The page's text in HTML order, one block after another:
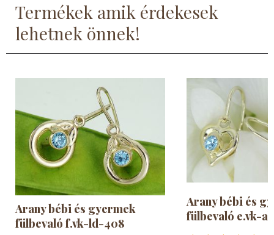
Termékek amik érdekesek
lehetnek önnek!
Arany bébi és gyermek
fülbevaló f.vk-ld-408
Arany bébi és
fülbevaló e.vk-